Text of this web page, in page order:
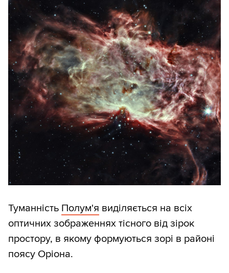
Туманність Полум'я виділяється на всіх
оптичних зображеннях тісного від зірок
простору, в якому формуються зорі в районі
поясу Оріона.